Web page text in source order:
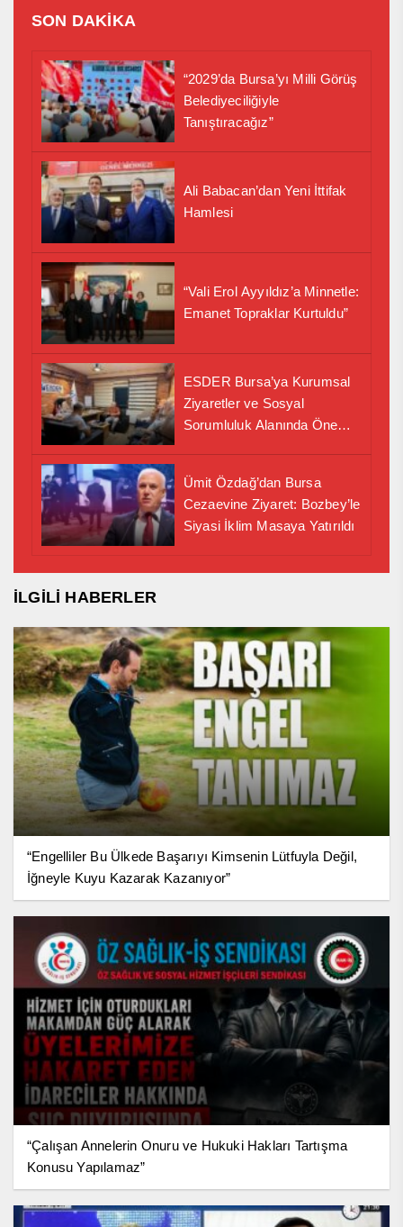
SON DAKİKA
“2029’da Bursa’yı Milli Görüş
Belediyeciliğiyle
Tanıştıracağız”
Ali Babacan’dan Yeni İttifak
Hamlesi
“Vali Erol Ayyıldız’a Minnetle:
Emanet Topraklar Kurtuldu”
ESDER Bursa’ya Kurumsal
Ziyaretler ve Sosyal
Sorumluluk Alanında Önemli
Ümit Özdağ’dan Bursa
Cezaevine Ziyaret: Bozbey’le
Siyasi İklim Masaya Yatırıldı
İLGİLİ HABERLER
“Engelliler Bu Ülkede Başarıyı Kimsenin Lütfuyla Değil,
İğneyle Kuyu Kazarak Kazanıyor”
“Çalışan Annelerin Onuru ve Hukuki Hakları Tartışma
Konusu Yapılamaz”